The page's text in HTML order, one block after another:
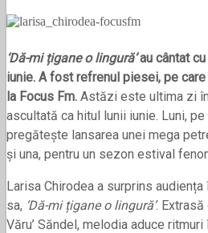
‘Dă-mi țigane o lingură’au cântat
iunie. A fost refrenul piesei, pe
la Focus Fm. Astăzi este ultima zi
ascultată ca hitul lunii iunie. Luni,
pregătește lansarea unei mega
și una, pentru un sezon estival
Larisa Chirodea a surprins audiența
sa, ‘Dă-mi țigane o lingură’. Extrasă
Văru’ Săndel, melodia aduce